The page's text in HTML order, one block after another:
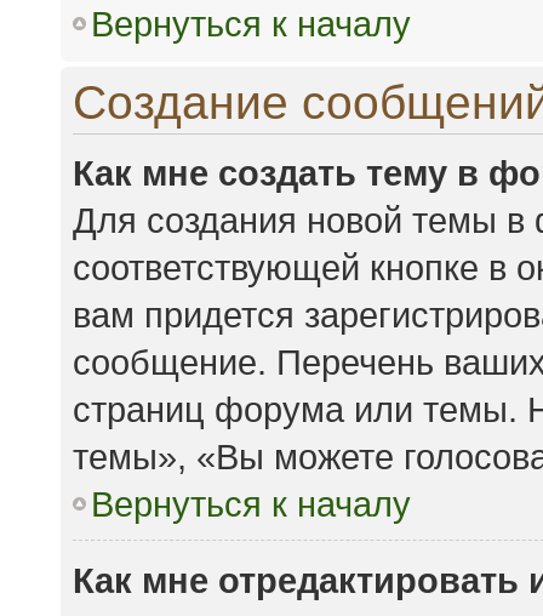
Вернуться к началу
Создание
Как мне создать тему в
Для создания новой темы
соответствующей кнопке
вам придется
сообщение. Перечень
страниц форума или темы.
темы», «Вы можете
Вернуться к началу
Как мне